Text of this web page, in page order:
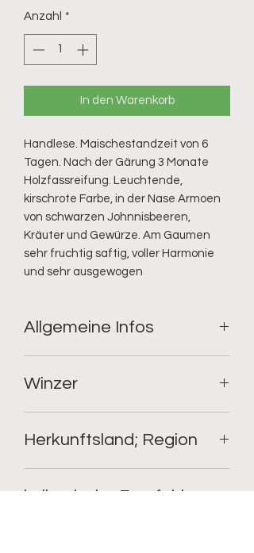
Liter
Anzahl *
In den Warenkorb
Handlese. Maischestandzeit von 6
Tagen. Nach der Gärung 3 Monate
Holzfassreifung. Leuchtende,
kirschrote Farbe, in der Nase Armoen
von schwarzen Johnnisbeeren,
Kräuter und Gewürze. Am Gaumen
sehr fruchtig saftig, voller Harmonie
und sehr ausgewogen
Allgemeine Infos
Rebsorte: Monastrel;
Alkoholgehalt: 14%
Winzer
Herkunftsland; Region
kulinarische Empfehlung